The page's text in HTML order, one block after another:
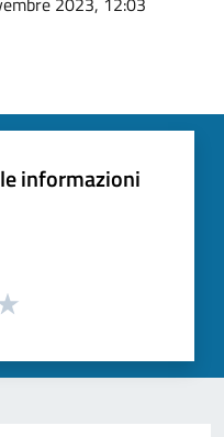
informazioni